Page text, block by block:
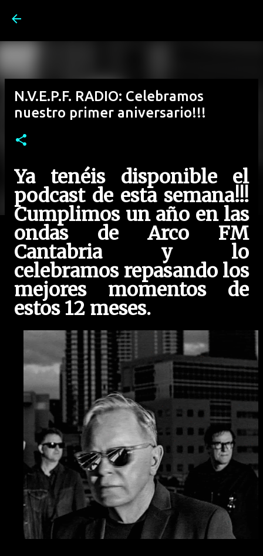
N.V.E.P.F. RADIO: Celebramos
nuestro primer aniversario!!!
Ya tenéis disponible el
podcast de esta semana!!!
Cumplimos un año en las
ondas de Arco FM
Cantabria y lo
celebramos repasando los
mejores momentos de
estos 12 meses.